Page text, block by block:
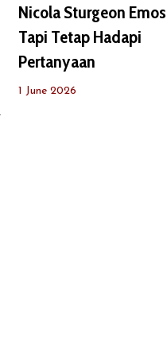
Nicola Sturgeon
Tapi Tetap Hadapi
Pertanyaan
1 June 2026